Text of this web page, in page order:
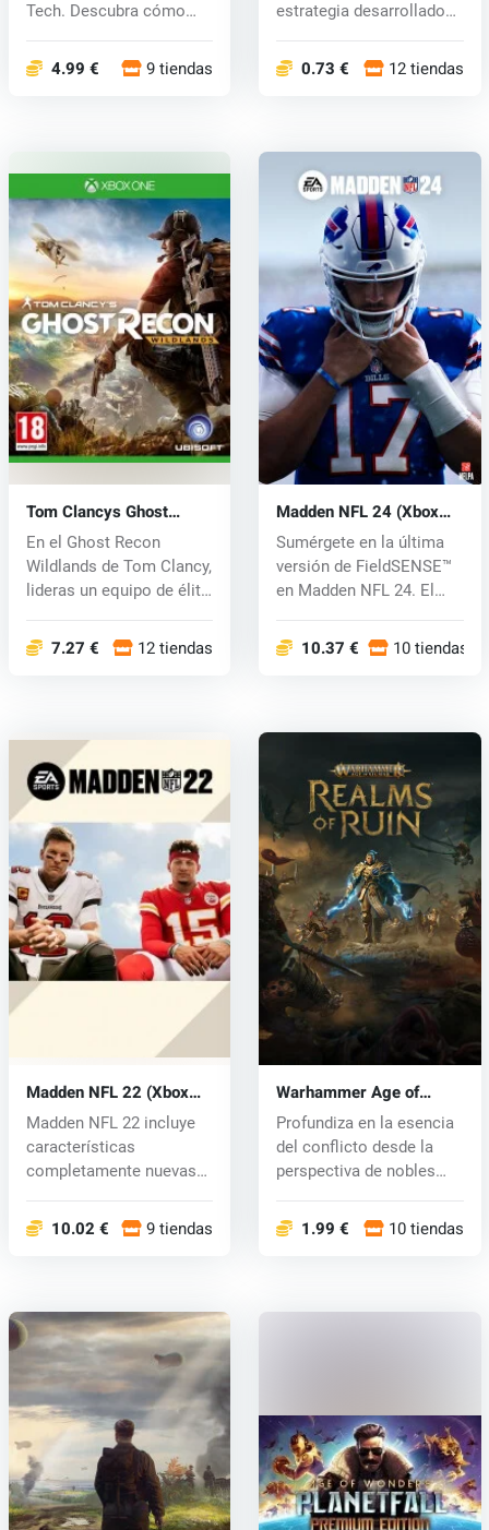
Tech. Descubra cómo
4.99 € 9 tiendas
estrategia desarrollado
0.73 € 12 tiendas
Tom Clancys Ghost
Recon Wildlands (Xbox
One) key
En el Ghost Recon
Wildlands de Tom Clancy,
lideras un equipo de élite
7.27 € 12 tiendas
Madden NFL 24 (Xbox
One) key
Sumérgete en la última
versión de FieldSENSE™
en Madden NFL 24. El
10.37 € 10 tiendas
Madden NFL 22 (Xbox
One) key
Madden NFL 22 incluye
características
completamente nuevas
10.02 € 9 tiendas
Warhammer Age of
Sigmar: Realms of Ruin
(Xbox One) key
Profundiza en la esencia
del conflicto desde la
perspectiva de nobles
1.99 € 10 tiendas